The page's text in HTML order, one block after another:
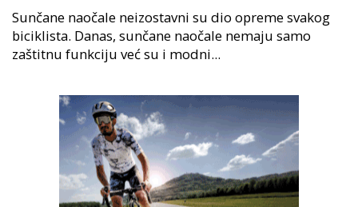
Sunčane naočale neizostavni su dio opreme svakog
biciklista. Danas, sunčane naočale nemaju samo
zaštitnu funkciju već su i modni...